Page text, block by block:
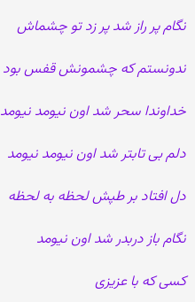
نگام پر راز شد پر زد تو چشماش
ندونستم که چشمونش قفس بود
خداوندا سحر شد اون نیومد نیومد
دلم بی تابتر شد اون نیومد نیومد
دل افتاد بر طپش لحظه به لحظه
نگام باز دربدر شد اون نیومد
کسی که با عزیزی